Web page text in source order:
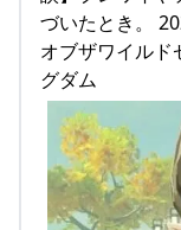
づいたとき。
オブザワイルド
グダム